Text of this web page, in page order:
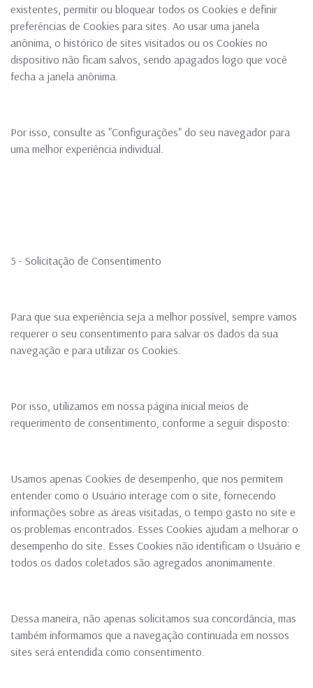
existentes, permitir ou bloquear todos os Cookies e definir
preferências de Cookies para sites. Ao usar uma janela
anônima, o histórico de sites visitados ou os Cookies no
dispositivo não ficam salvos, sendo apagados logo que você
fecha a janela anônima.
Por isso, consulte as "Configurações" do seu navegador para
uma melhor experiência individual.
5 - Solicitação de Consentimento
Para que sua experiência seja a melhor possível, sempre vamos
requerer o seu consentimento para salvar os dados da sua
navegação e para utilizar os Cookies.
Por isso, utilizamos em nossa página inicial meios de
requerimento de consentimento, conforme a seguir disposto:
Usamos apenas Cookies de desempenho, que nos permitem
entender como o Usuário interage com o site, fornecendo
informações sobre as áreas visitadas, o tempo gasto no site e
os problemas encontrados. Esses Cookies ajudam a melhorar o
desempenho do site. Esses Cookies não identificam o Usuário e
todos os dados coletados são agregados anonimamente.
Dessa maneira, não apenas solicitamos sua concordância, mas
também informamos que a navegação continuada em nossos
sites será entendida como consentimento.